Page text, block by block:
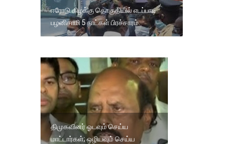
ஈரோடு கிழக்கு தொகுதியில் எடப்பாடி
பழனிசாமி 5 நாட்கள் பிரச்சாரம்.
திமுகவினர் ஓடவும் செய்ய
மாட்டார்கள்; ஒழியவும் செய்ய